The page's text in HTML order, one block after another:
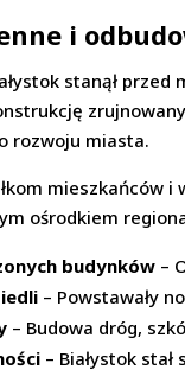
i
stanął
rozwoju miasta.
mieszkańców i
ośrodkiem
budynków –
– Powstawały
– Budowa dróg,
– Białystok